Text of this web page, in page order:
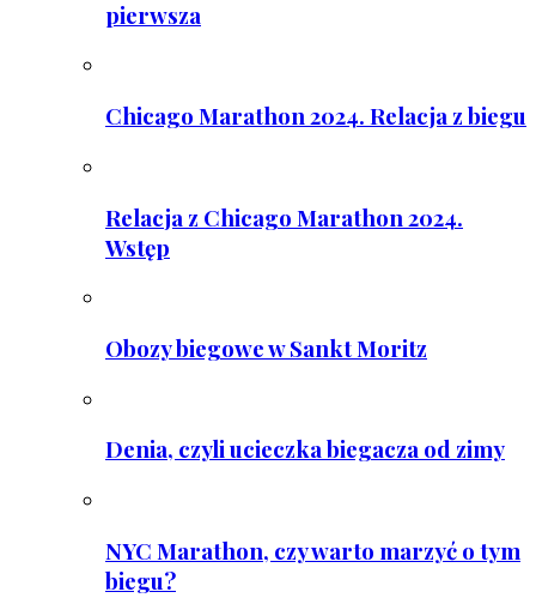
pierwsza
Chicago Marathon 2024. Relacja z biegu
Relacja z Chicago Marathon 2024.
Wstęp
Obozy biegowe w Sankt Moritz
Denia, czyli ucieczka biegacza od zimy
NYC Marathon, czy warto marzyć o tym
biegu?